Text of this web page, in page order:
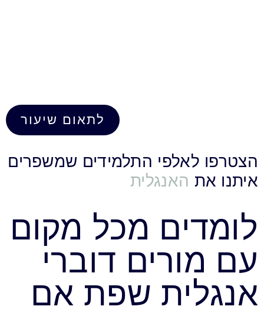
לתאום שיעור
התלמידים שמשפרים
האנגלית
מכל מקום
דוברי
שפת אם